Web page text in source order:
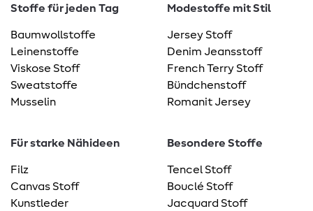
Stoffe für jeden Tag
Baumwollstoffe
Leinenstoffe
Viskose Stoff
Sweatstoffe
Musselin
Modestoffe mit Stil
Jersey Stoff
Denim Jeansstoff
French Terry Stoff
Bündchenstoff
Romanit Jersey
Für starke Nähideen
Filz
Canvas Stoff
Kunstleder
Besondere Stoffe
Tencel Stoff
Bouclé Stoff
Jacquard Stoff